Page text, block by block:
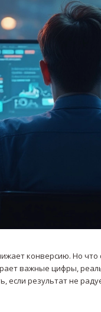
конверсию. Но
важные цифры,
если результат не